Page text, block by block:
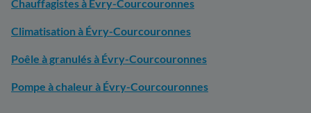
Chauffagistes à Évry-Courcouronnes
Climatisation à Évry-Courcouronnes
Poêle à granulés à Évry-Courcouronnes
Pompe à chaleur à Évry-Courcouronnes